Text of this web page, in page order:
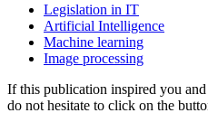
Legislation in IT
Artificial Intelligence
Machine learning
Image processing
If this publication inspired you
do not hesitate to click on the